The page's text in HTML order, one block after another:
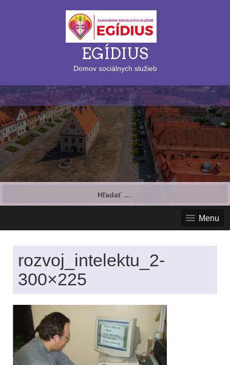
EGÍDIUS
Domov sociálnych služieb
Menu
rozvoj_intelektu_2-
300×225